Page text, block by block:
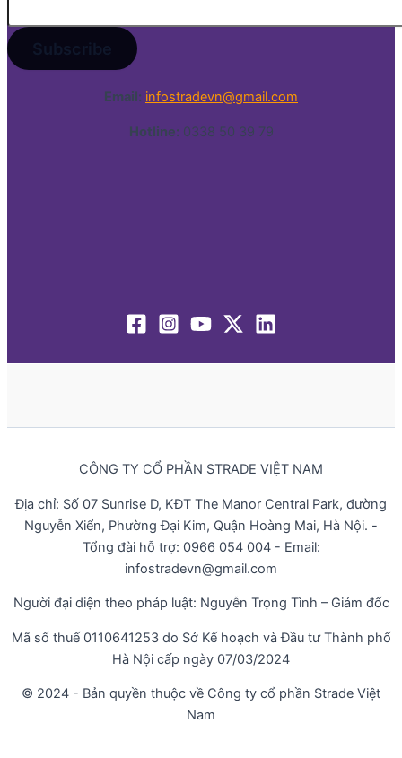
Email: infostradevn@gmail.com
Hotline: 0338 50 39 79
CÔNG TY CỔ PHẦN STRADE VIỆT NAM
Địa chỉ: Số 07 Sunrise D, KĐT The Manor Central Park, đường
Nguyễn Xiển, Phường Đại Kim, Quận Hoàng Mai, Hà Nội. -
Tổng đài hỗ trợ: 0966 054 004 - Email:
infostradevn@gmail.com
Người đại diện theo pháp luật: Nguyễn Trọng Tình – Giám đốc
Mã số thuế 0110641253 do Sở Kế hoạch và Đầu tư Thành phố
Hà Nội cấp ngày 07/03/2024
© 2024 - Bản quyền thuộc về Công ty cổ phần Strade Việt
Nam